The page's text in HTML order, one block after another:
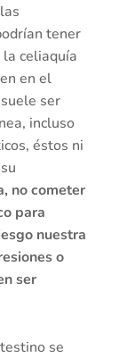
tener
la celiaquía
en el
ser
incluso
éstos ni
no cometer
para
nuestra
o
ser
se